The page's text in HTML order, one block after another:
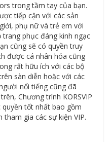
trong tầm tay của bạn.
tiếp cận với các sản
phụ nữ và trẻ em với
trang phục đáng kinh ngạc
cũng sẽ có quyền truy
được cá nhân hóa cũng
rất hữu ích với các bộ
sàn diễn hoặc với các
nổi tiếng cũng đã
Chương trình KORSVIP
tốt nhất bao gồm
tham gia các sự kiện VIP.